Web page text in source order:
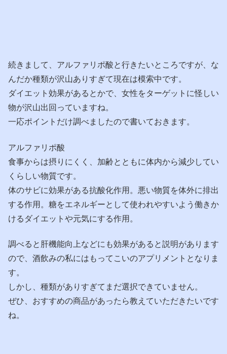
続きまして、アルファリポ酸と行きたいところですが、な
んだか種類が沢山ありすぎて現在は模索中です。
ダイエット効果があるとかで、女性をターゲットに怪しい
物が沢山出回っていますね。
一応ポイントだけ調べましたので書いておきます。
アルファリポ酸
食事からは摂りにくく、加齢とともに体内から減少してい
くらしい物質です。
体のサビに効果がある抗酸化作用。悪い物質を体外に排出
する作用。糖をエネルギーとして使われやすいよう働きか
けるダイエットや元気にする作用。
調べると肝機能向上などにも効果があると説明があります
ので、酒飲みの私にはもってこいのアプリメントとなりま
す。
しかし、種類がありすぎてまだ選択できていません。
ぜひ、おすすめの商品があったら教えていただきたいです
ね。